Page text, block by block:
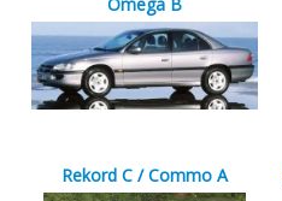
Rekord C / Commo A